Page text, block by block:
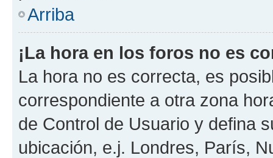
Arriba
¡La hora en los foros no es
La hora no es correcta, es
correspondiente a otra zona
de Control de Usuario y defina
ubicación, e.j. Londres, París,